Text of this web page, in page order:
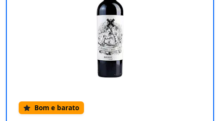
Bom e barato